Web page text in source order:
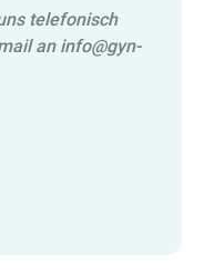
telefonisch
an info@gyn-